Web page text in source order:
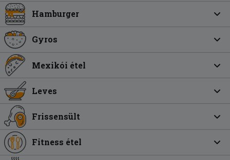
Hamburger
Gyros
Mexikói étel
Leves
Frissensült
Fitness étel